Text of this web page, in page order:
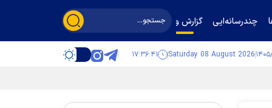
چندرسانه‌ایی گزارش و گفت‌وگو
Saturday 08 August 2026 ۱۷:۳۶:۴۲